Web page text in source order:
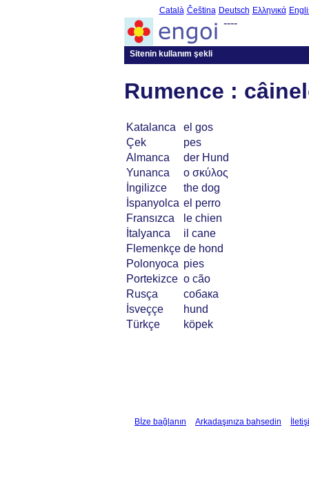
Català Čeština Deutsch Ελληνικά
----
Sitenin kullanım şekli
Rumence :
Katalanca
el gos
Çek
pes
Almanca
der Hund
Yunanca
ο σκύλος
İngilizce
the dog
İspanyolca el perro
Fransızca
le chien
İtalyanca
il cane
Flemenkçe de hond
Polonyoca pies
Portekizce o cão
Rusça
собака
İsveççe
hund
Türkçe
köpek
Bİze bağlanın Arkadaşınıza bahsedin